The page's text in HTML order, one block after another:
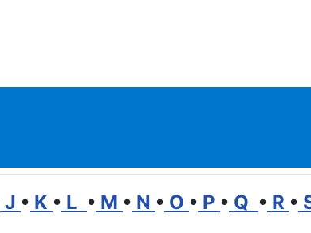
J • K • L • M • N • O • P • Q • R •